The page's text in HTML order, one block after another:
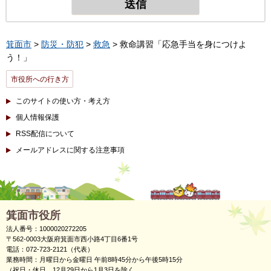
箕面市 > 防災・防犯 > 救急 > 救命講習「応急手当を身につけよ
う！」
市役所への行き方
このサイトの使い方・考え方
個人情報保護
RSS配信について
メールアドレスに関する注意事項
箕面市役所
法人番号：1000020272205
〒562-0003大阪府箕面市西小路4丁目6番1号
電話：072-723-2121（代表）
業務時間：月曜日から金曜日 午前8時45分から午後5時15分